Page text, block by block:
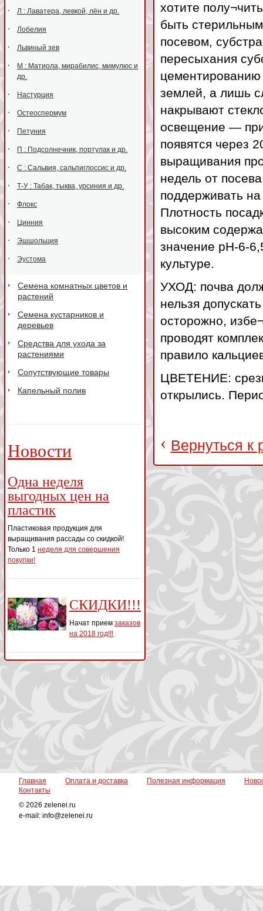
Л : Лаватера, левкой, лён и др.
Лобелия
Львиный зев
М : Матиола, мирабилис, мимулюс и
др.
Настурция
Остеоспермум
Петуния
П : Подсолнечник, портулак и др.
С : Сальвия, сальпиглоссис и др.
Т-У : Табак, тыква, урсиния и др.
Флокс
Цинния
Эшшольция
Эустома
Семена комнатных цветов и
растений
Семена кустарников и
деревьев
Средства для ухода за
растениями
Сопутствующие товары
Капельный полив
Новости
Одна неделя
выгодных цен на
пластик
Пластиковая продукция для
выращивания рассады со скидкой!
Только 1неделя для совершения
покупки!
СКИДКИ!!!
Начат приемзаказов
на 2018 год!!!
хотите
быть
посевом,
пересыхания
землей, а лишь
накрывают
освещение —
появятся через
выращивания
недель от
поддерживать
Плотность
высоким
значение рН-6-
культуре.
УХОД: почва
нельзя
осторожно,
проводят
правило
ЦВЕТЕНИЕ:
открылись.
‹ Вернуться к
Главная Оплата и доставка Полезная информация
Контакты
© 2026 zelenei.ru
e-mail: info@zelenei.ru